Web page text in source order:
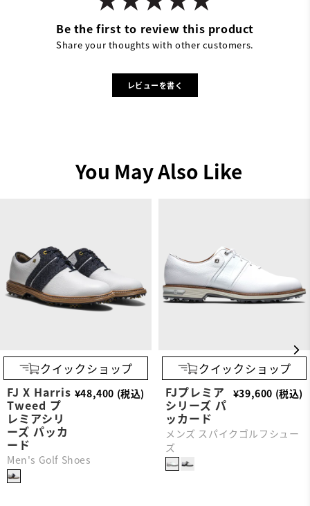
Be the first to review this product
Share your thoughts with other customers.
レビューを書く
You May Also Like
クイックショップ
FJ X Harris
Tweed プ
レミアシリ
ーズ パッカ
ード
Men's Golf Shoes
¥48,400 (税込)
クイックショップ
FJプレミア
シリーズ パ
ッカード
メンズ スパイクゴルフシュー
ズ
¥39,600 (税込)